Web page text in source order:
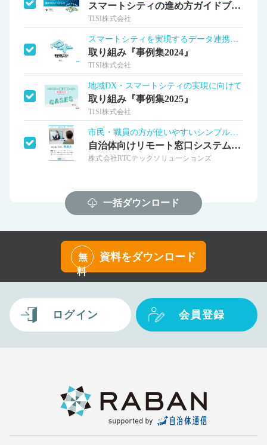
スマートシティの進め方ガイドブック
TISI株式会社
スマートシティを実現するデータ連携基盤
取り組み『事例集2024』
TISI株式会社
地域DX・スマートシティの実現に向けて
取り組み『事例集2025』
TISI株式会社
市民・職員の方が使いやすいシンプル設計
自治体向けリモート窓口システム「テレ窓」
株式会社RTCテックソリューションズ
一括ダウンロード
無
料
資料をダウンロード
ログイン 会員登録